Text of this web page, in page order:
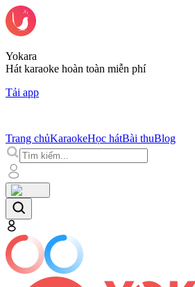
Yokara
Hát karaoke hoàn toàn miễn phí
Tải app
Trang chủKaraokeHọc hátBài thuBlog